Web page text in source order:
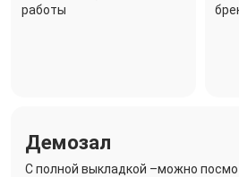
работы
Демозал
C полной выкладкой –можно